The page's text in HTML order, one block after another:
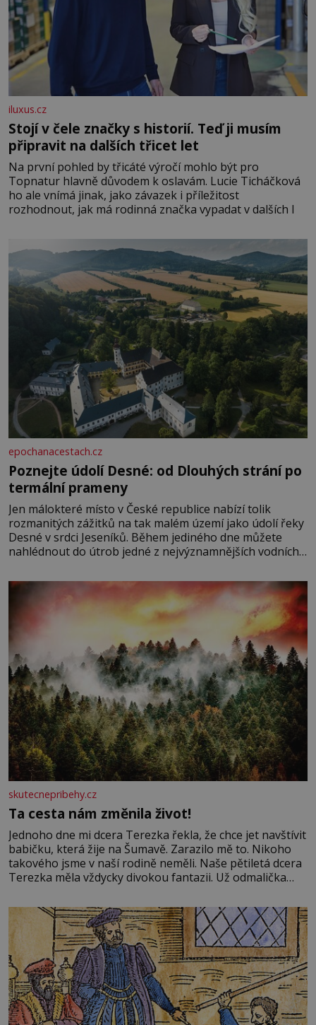
iluxus.cz
Stojí v čele značky s historií. Teď ji musím
připravit na dalších třicet let
Na první pohled by třicáté výročí mohlo být pro
Topnatur hlavně důvodem k oslavám. Lucie Ticháčková
ho ale vnímá jinak, jako závazek i příležitost
rozhodnout, jak má rodinná značka vypadat v dalších l
epochanacestach.cz
Poznejte údolí Desné: od Dlouhých strání po
termální prameny
Jen málokteré místo v České republice nabízí tolik
rozmanitých zážitků na tak malém území jako údolí řeky
Desné v srdci Jeseníků. Během jediného dne můžete
nahlédnout do útrob jedné z nejvýznamnějších vodních
se na koloběžce a den zakončit poznáváním památek ve
Velkých Losinách nebo v termálním
skutecnepribehy.cz
Ta cesta nám změnila život!
Jednoho dne mi dcera Terezka řekla, že chce jet navštívit
babičku, která žije na Šumavě. Zarazilo mě to. Nikoho
takového jsme v naší rodině neměli. Naše pětiletá dcera
Terezka měla vždycky divokou fantazii. Už odmalička
zdálo o jednorožcích, krásných princeznách, statečných
rytířích a létajících dracích.